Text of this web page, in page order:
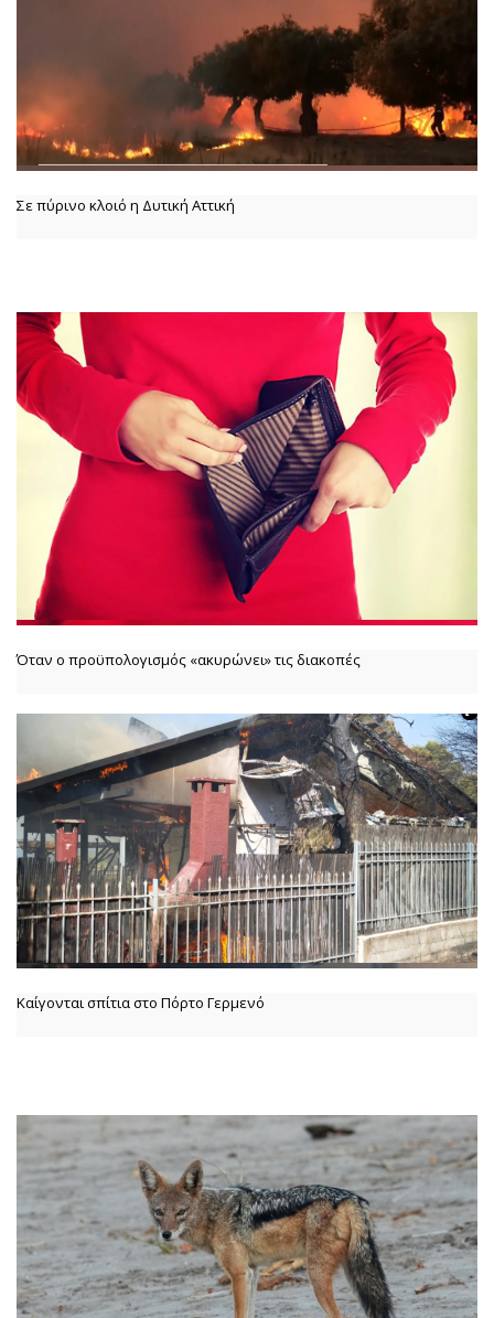
Σε πύρινο κλοιό η Δυτική Αττική
Όταν ο προϋπολογισμός «ακυρώνει» τις διακοπές
Καίγονται σπίτια στο Πόρτο Γερμενό